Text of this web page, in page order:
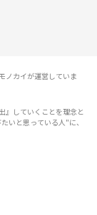
ノカイが運営していま
』していくことを理念と
いと思っている人"に、